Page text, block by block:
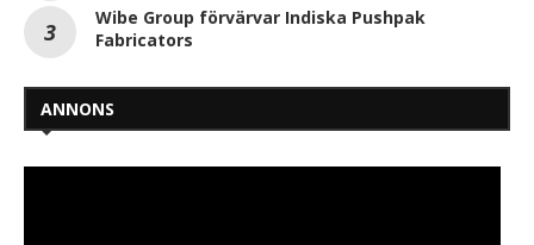
Wibe Group förvärvar Indiska Pushpak
Fabricators
ANNONS